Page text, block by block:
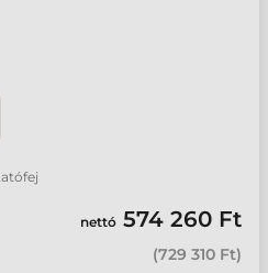
nettó 574 260 Ft
(729 310 Ft)